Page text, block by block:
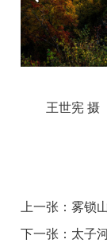
王世宪 摄
上一张：雾锁
下一张： 太子